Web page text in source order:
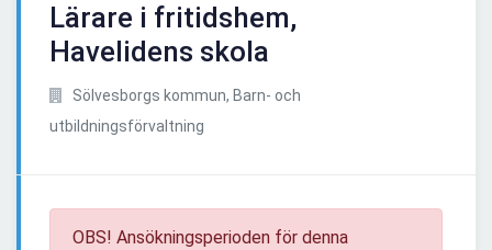
Lärare i fritidshem,
Havelidens skola
Sölvesborgs kommun, Barn- och
utbildningsförvaltning
OBS! Ansökningsperioden för denna